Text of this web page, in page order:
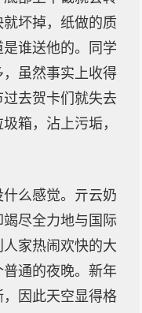
坏掉，纸做的质
谁送他的。同学
虽然事实上收得
去贺卡们就失去
箱，沾上污垢，
么感觉。亓云奶
尽全力地与国际
家热闹欢快的大
通的夜晚。新年
因此天空显得格